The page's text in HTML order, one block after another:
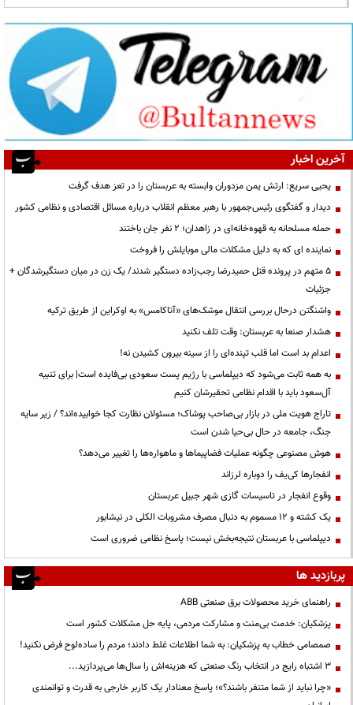
آخرین اخبار
یحیی سریع: ارتش یمن مزدوران وابسته به عربستان را در تعز هدف گرفت
دیدار و گفتگوی رئیس‌جمهور با رهبر معظم انقلاب درباره مسائل اقتصادی و نظامی کشور
حمله مسلحانه به قهوه‌خانه‌ای در زاهدان؛ ۲ نفر جان باختند
نماینده ای که به دلیل مشکلات مالی موبایلش را فروخت
۵ متهم در پرونده قتل حمیدرضا رجب‌زاده دستگیر شدند/ یک زن در میان دستگیرشدگان +
جزئیات
واشنگتن درحال بررسی انتقال موشک‌های «آتاکامس» به اوکراین از طریق ترکیه
هشدار صنعا به عربستان: وقت تلف نکنید
اعدام بد است اما قلب تپنده‌ای را از سینه بیرون کشیدن نه!
به همه ثابت می‌شود که دیپلماسی با رژیم پست سعودی بی‌فایده است| برای تنبیه
آل‌سعود باید با اقدام نظامی تحقیرشان کنیم
تاراج هویت ملی در بازار بی‌صاحب پوشاک؛ مسئولان نظارت کجا خوابیده‌اند؟ / زیر سایه
جنگ، جامعه در حال بی‌حیا شدن است
هوش مصنوعی چگونه عملیات فضاپیماها و ماهواره‌ها را تغییر می‌دهد؟
انفجارها کی‌یف را دوباره لرزاند
وقوع انفجار در تاسیسات گازی شهر جبیل عربستان
یک کشته و ۱۲ مسموم به دنبال مصرف مشروبات الکلی در نیشابور
دیپلماسی با عربستان نتیجه‌بخش نیست؛ پاسخ نظامی ضروری است
پربازدید ها
راهنمای خرید محصولات برق صنعتی ABB
پزشکیان: خدمت بی‌منت و مشارکت مردمی، پایه حل مشکلات کشور است
صمصامی خطاب به پزشکیان: به شما اطلاعات غلط دادند؛ مردم را ساده‌لوح فرض نکنید!
3 اشتباه رایج در انتخاب رنگ صنعتی که هزینه‌اش را سال‌ها می‌پردازید...
«چرا نباید از شما متنفر باشند؟»؛ پاسخ معنادار یک کاربر خارجی به قدرت و توانمندی